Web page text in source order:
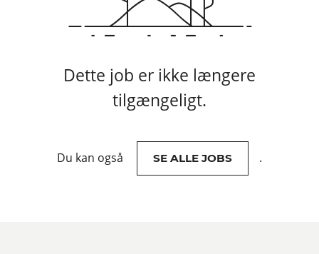
Dette job er ikke længere
tilgængeligt.
Du kan også SE ALLE JOBS .